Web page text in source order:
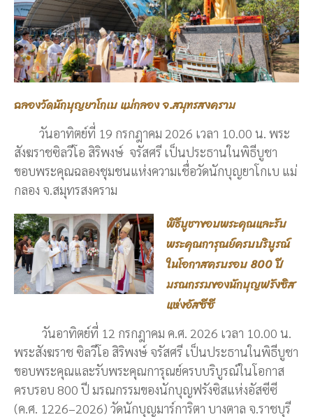
ฉลองวัดนักบุญยาโกเบ แม่กลอง จ.สมุทรสงคราม
วันอาทิตย์ที่ 19 กรกฎาคม 2026 เวลา 10.00 น. พระ
สังฆราชซิลวีโอ สิริพงษ์ จรัสศรี เป็นประธานในพิธีบูชา
ขอบพระคุณฉลองชุมชนแห่งความเชื่อวัดนักบุญยาโกเบ แม่
กลอง จ.สมุทรสงคราม
พิธีบูชาขอบพระคุณและรับ
พระคุณการุณย์ครบบริบูรณ์
ในโอกาสครบรอบ 800 ปี
มรณกรรมของนักบุญฟรังซิส
แห่งอัสซีซี
วันอาทิตย์ที่ 12 กรกฎาคม ค.ศ. 2026 เวลา 10.00 น.
พระสังฆราช ซิลวีโอ สิริพงษ์ จรัสศรี เป็นประธานในพิธีบูชา
ขอบพระคุณและรับพระคุณการุณย์ครบบริบูรณ์ในโอกาส
ครบรอบ 800 ปี มรณกรรมของนักบุญฟรังซิสแห่งอัสซีซี
(ค.ศ. 1226–2026) วัดนักบุญมาร์การิตา บางตาล จ.ราชบุรี